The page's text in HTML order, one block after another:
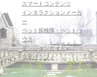
スマートコンテンツ
インタラクションメーカ
ー
ペット探検隊・ペットハ
ウス
ダンジョンガイド
マギグラフィ